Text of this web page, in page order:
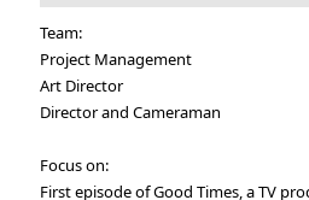
Team:
Project Management
Art Director
Director and Cameraman
Focus on:
First episode of Good Times, a TV